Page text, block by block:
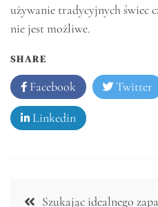
używanie tradycyjnych świec
nie jest możliwe.
SHARE
Facebook Twitter
Linkedin
Nawigacja
Szukając idealnego